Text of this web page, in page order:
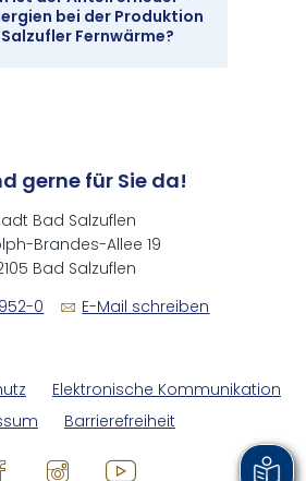
bei der Pro­duk­ti­on
Fern­wär­me?
gerne für Sie da!
Bad Salzuflen
Brandes-Allee 19
Bad Salzuflen
0
E-Mail schreiben
Elektronische Kommunikation
Barrierefreiheit